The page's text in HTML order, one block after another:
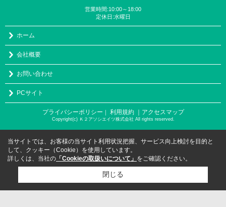
営業時間:10:00～18:00
定休日:水曜日
ホーム
会社概要
お問い合わせ
PCサイト
プライバシーポリシー 利用規約 ｜アクセスマップ
Copyright(c) Ｋ２アソシエイツ株式会社 All rights reserved.
当サイトでは、お客様の当サイト利用状況把握、サービス向上検討を目的と
して、クッキー（Cookie）を使用しています。
詳しくは、当社の 「Cookieの取扱いについて」 をご確認ください。
閉じる